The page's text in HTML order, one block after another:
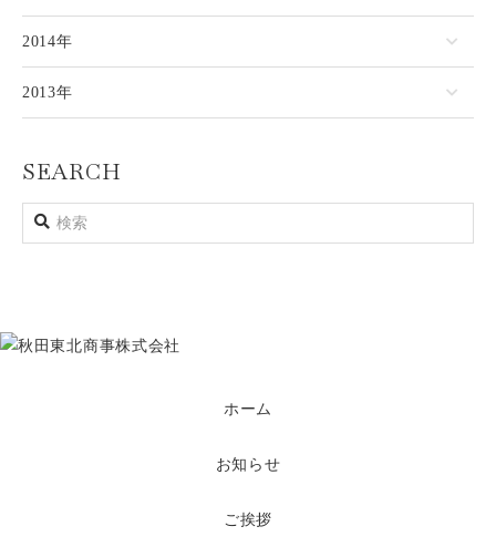
2014年
2013年
SEARCH
ホーム
お知らせ
ご挨拶